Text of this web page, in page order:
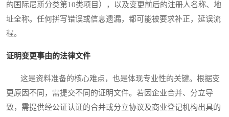
的国际尼斯分类第10类项目），以及变更前后的注册人名称、地
址全称。任何拼写错误或信息遗漏，都可能被要求补正，延误流
程。
证明变更事由的法律文件
这是资料准备的核心难点，也是体现专业性的关键。根据变
更原因不同，需提交不同的证明文件。若因企业合并、分立导
致，需提供经公证认证的合并或分立协议及商业登记机构出具的